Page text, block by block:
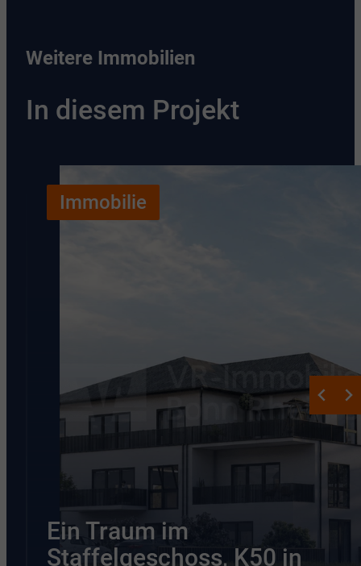
Weitere Immobilien
In diesem Projekt
Immobilie
Ein Traum im
Staffelgeschoss, K50 in